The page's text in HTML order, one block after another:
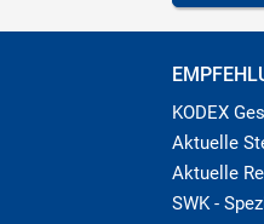
KODEX
Aktuelle
Aktuelle
SWK -